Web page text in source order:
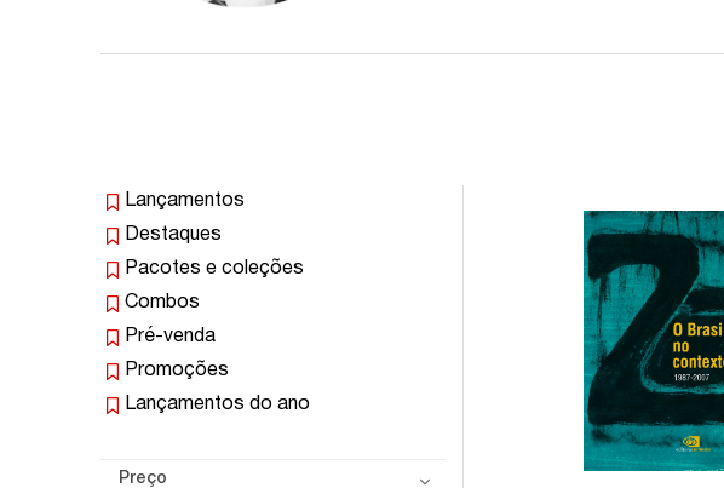
Lançamentos
Destaques
Pacotes e coleções
Combos
Pré-venda
Promoções
Lançamentos do ano
Preço